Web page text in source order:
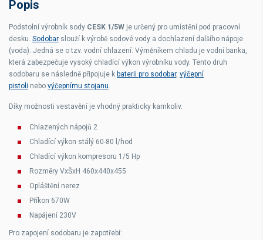
Popis
Podstolní výrobník sody CESK 1/5W je určený pro umístění pod pracovní
desku. Sodobar slouží k výrobě sodové vody a dochlazení dalšího nápoje
(voda). Jedná se o tzv. vodní chlazení. Výměníkem chladu je vodní banka,
která zabezpečuje vysoký chladící výkon výrobníku vody. Tento druh
sodobaru se následně připojuje k baterii pro sodobar, výčepní
pistoli nebo výčepnímu stojanu.
Díky možnosti vestavění je vhodný prakticky kamkoliv.
Chlazených nápojů 2
Chladící výkon stálý 60-80 l/hod
Chladící výkon kompresoru 1/5 Hp
Rozměry VxŠxH 460x440x455
Opláštění nerez
Příkon 670W
Napájení 230V
Pro zapojení sodobaru je zapotřebí: